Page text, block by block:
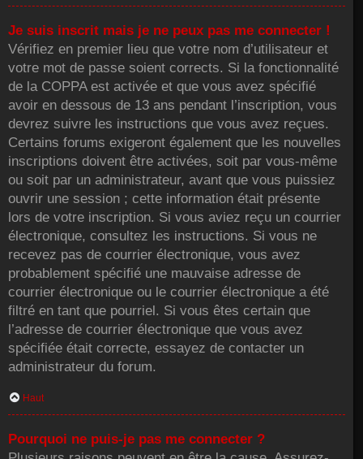
Je suis inscrit mais je ne peux pas me connecter !
Vérifiez en premier lieu que votre nom d’utilisateur et
votre mot de passe soient corrects. Si la fonctionnalité
de la COPPA est activée et que vous avez spécifié
avoir en dessous de 13 ans pendant l’inscription, vous
devrez suivre les instructions que vous avez reçues.
Certains forums exigeront également que les nouvelles
inscriptions doivent être activées, soit par vous-même
ou soit par un administrateur, avant que vous puissiez
ouvrir une session ; cette information était présente
lors de votre inscription. Si vous aviez reçu un courrier
électronique, consultez les instructions. Si vous ne
recevez pas de courrier électronique, vous avez
probablement spécifié une mauvaise adresse de
courrier électronique ou le courrier électronique a été
filtré en tant que pourriel. Si vous êtes certain que
l’adresse de courrier électronique que vous avez
spécifiée était correcte, essayez de contacter un
administrateur du forum.
Haut
Pourquoi ne puis-je pas me connecter ?